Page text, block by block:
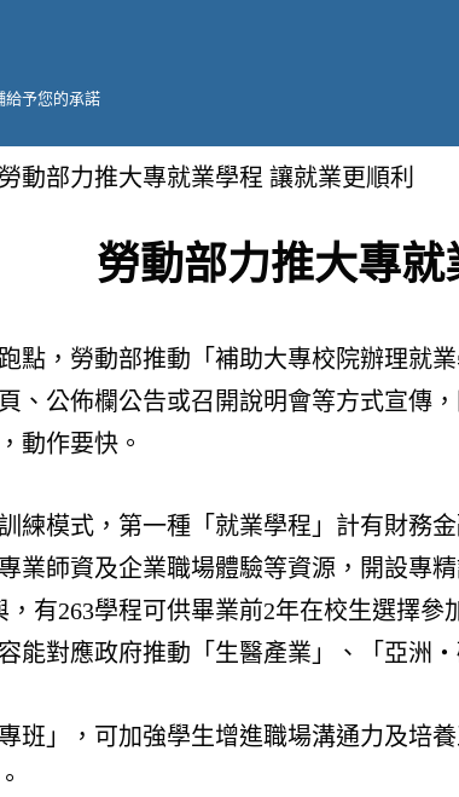
給予您的承諾
勞動部力推大專就業學程 讓就業更順利
勞動部力推大專
點，勞動部推動「補助大專校院辦理就
、公佈欄公告或召開說明會等方式宣傳
動作要快。
練模式，第一種「就業學程」計有財務
業師資及企業職場體驗等資源，開設專
，有263學程可供畢業前2年在校生選擇
能對應政府推動「生醫產業」、「亞洲
班」，可加強學生增進職場溝通力及培